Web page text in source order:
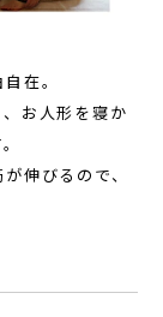
在。
お人形を寝か
伸びるので、